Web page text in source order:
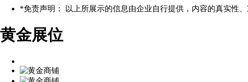
*免责声明： 以上所展示的信息由企业自行提供，内容的真实性
黄金展位